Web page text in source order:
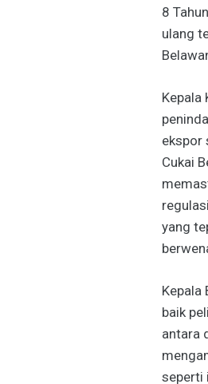
8
ulang
Kepala
ekspor
Cukai
yang
Kepala
baik
antara
seperti